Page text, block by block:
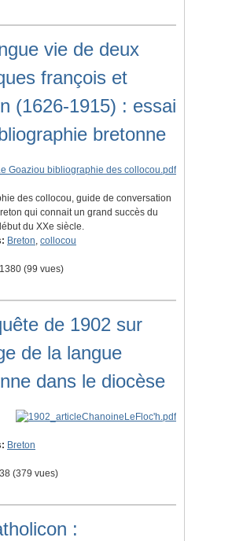
vie de deux
françois et
(1626-1915) : essai
bretonne
des collocou, guide de conversation
qui connait un grand succès du
du XXe siècle.
Breton, collocou
1380 (99 vues)
de 1902 sur
de la langue
dans le diocèse
Breton
38 (379 vues)
: